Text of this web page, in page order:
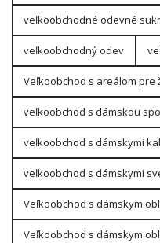
veľkoobchodné odevné
veľkoobchodný odev
Veľkoobchod s areálom pre
veľkoobchod s dámskou
veľkoobchod s dámskymi
veľkoobchod s dámskymi
Veľkoobchod s dámskym
Veľkoobchod s dámskym